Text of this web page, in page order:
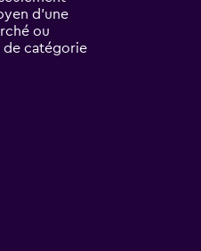
d’une
ou
de catégorie